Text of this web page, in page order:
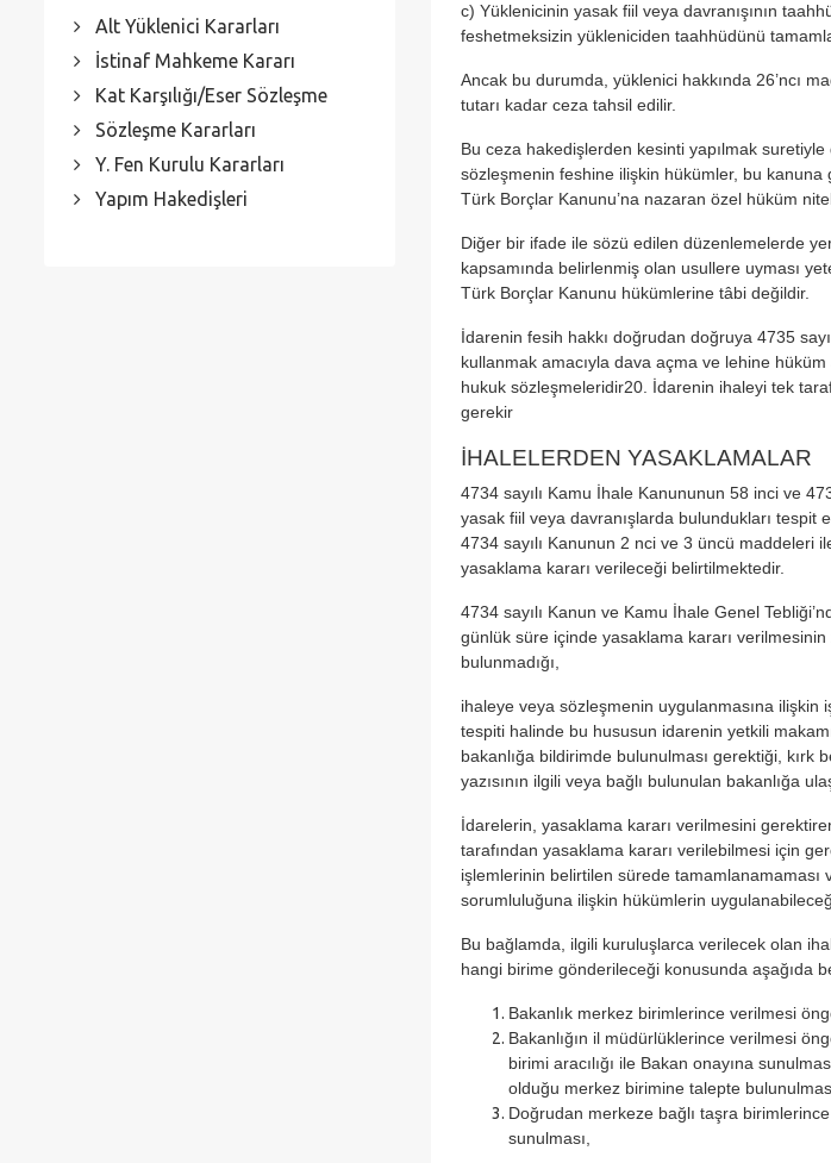
Alt Yüklenici Kararları
İstinaf Mahkeme Kararı
Kat Karşılığı/Eser Sözleşme
Sözleşme Kararları
Y. Fen Kurulu Kararları
Yapım Hakedişleri
c) Yüklenicinin yasak fiil veya davranışının
feshetmeksizin yükleniciden taahhüdünü
Ancak bu durumda, yüklenici hakkında 26’ncı
tutarı kadar ceza tahsil edilir.
Bu ceza hakedişlerden kesinti yapılmak
sözleşmenin feshine ilişkin hükümler, bu
Türk Borçlar Kanunu’na nazaran özel hüküm
Diğer bir ifade ile sözü edilen düzenlemelerde
kapsamında belirlenmiş olan usullere uyması
Türk Borçlar Kanunu hükümlerine tâbi değildir.
İdarenin fesih hakkı doğrudan doğruya 4735
kullanmak amacıyla dava açma ve lehine
hukuk sözleşmeleridir20. İdarenin ihaleyi tek
gerekir
İHALELERDEN YASAKLAMALAR
4734 sayılı Kamu İhale Kanununun 58 inci ve
yasak fiil veya davranışlarda bulundukları tespit
4734 sayılı Kanunun 2 nci ve 3 üncü maddeleri
yasaklama kararı verileceği belirtilmektedir.
4734 sayılı Kanun ve Kamu İhale Genel
günlük süre içinde yasaklama kararı
bulunmadığı,
ihaleye veya sözleşmenin uygulanmasına ilişkin
tespiti halinde bu hususun idarenin yetkili
bakanlığa bildirimde bulunulması gerektiği, kırk
yazısının ilgili veya bağlı bulunulan bakanlığa
İdarelerin, yasaklama kararı verilmesini
tarafından yasaklama kararı verilebilmesi için
işlemlerinin belirtilen sürede
sorumluluğuna ilişkin hükümlerin uygulanabileceği
Bu bağlamda, ilgili kuruluşlarca verilecek olan
hangi birime gönderileceği konusunda aşağıda
Bakanlık merkez birimlerince verilmesi
Bakanlığın il müdürlüklerince verilmesi
birimi aracılığı ile Bakan onayına
olduğu merkez birimine talepte
Doğrudan merkeze bağlı taşra
sunulması,